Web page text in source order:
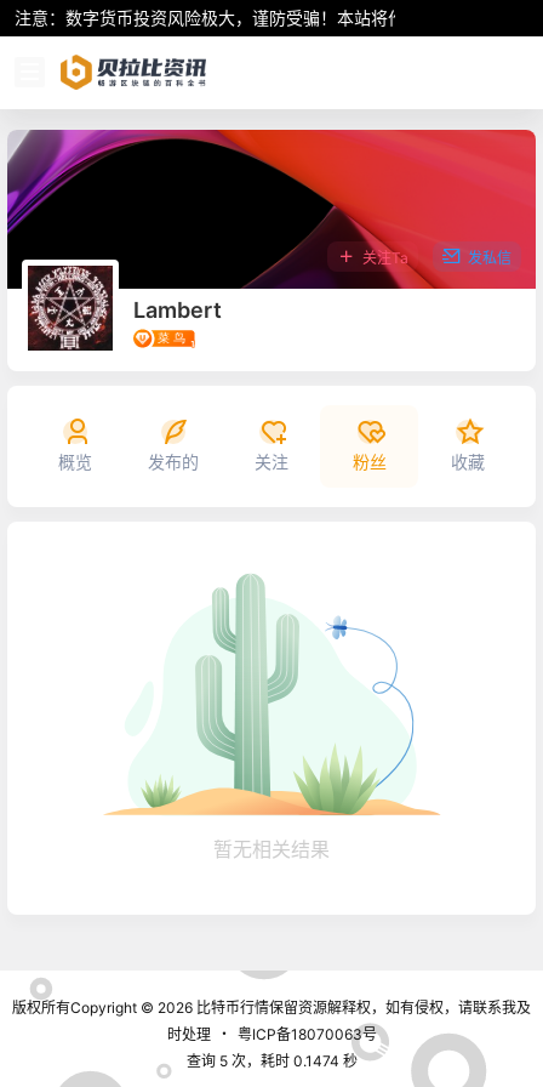
注意：数字货币投资风险极大，谨防受骗！本站将作为行业资讯共享
Lambert
关注Ta 发私信
概览 发布的 关注 粉丝 收藏
暂无相关结果
版权所有Copyright © 2026 比特币行情保留资源解释权，如有侵权，请联系我及
时处理
・ 粤ICP备18070063号
查询 5 次，耗时 0.1474 秒